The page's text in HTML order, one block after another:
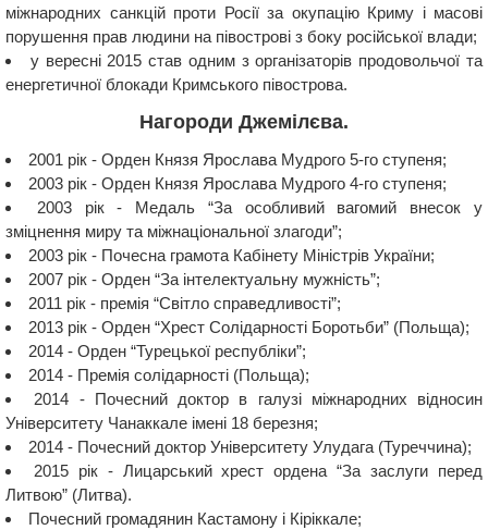
міжнародних санкцій проти Росії за окупацію Криму і масові
порушення прав людини на півострові з боку російської влади;
у вересні 2015 став одним з організаторів продовольчої та
енергетичної блокади Кримського півострова.
Нагороди Джемілєва.
2001 рік - Орден Князя Ярослава Мудрого 5-го ступеня;
2003 рік - Орден Князя Ярослава Мудрого 4-го ступеня;
2003 рік - Медаль “За особливий вагомий внесок у
зміцнення миру та міжнаціональної злагоди”;
2003 рік - Почесна грамота Кабінету Міністрів України;
2007 рік - Орден “За інтелектуальну мужність”;
2011 рік - премія “Світло справедливості”;
2013 рік - Орден “Хрест Солідарності Боротьби” (Польща);
2014 - Орден “Турецької республіки”;
2014 - Премія солідарності (Польща);
2014 - Почесний доктор в галузі міжнародних відносин
Університету Чанаккале імені 18 березня;
2014 - Почесний доктор Університету Улудага (Туреччина);
2015 рік - Лицарський хрест ордена “За заслуги перед
Литвою” (Литва).
Почесний громадянин Кастамону і Кіріккале;